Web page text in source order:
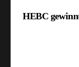
HEBC